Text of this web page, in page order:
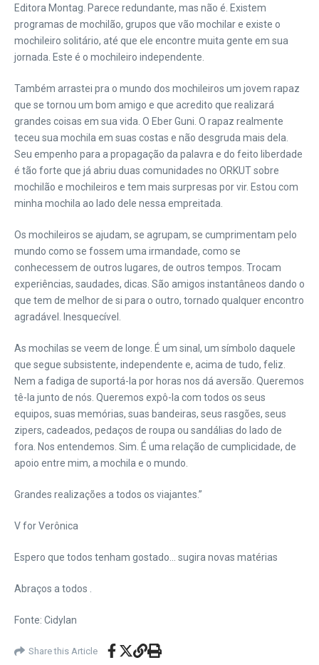
Editora Montag. Parece redundante, mas não é. Existem
programas de mochilão, grupos que vão mochilar e existe o
mochileiro solitário, até que ele encontre muita gente em sua
jornada. Este é o mochileiro independente.
Também arrastei pra o mundo dos mochileiros um jovem rapaz
que se tornou um bom amigo e que acredito que realizará
grandes coisas em sua vida. O Eber Guni. O rapaz realmente
teceu sua mochila em suas costas e não desgruda mais dela.
Seu empenho para a propagação da palavra e do feito liberdade
é tão forte que já abriu duas comunidades no ORKUT sobre
mochilão e mochileiros e tem mais surpresas por vir. Estou com
minha mochila ao lado dele nessa empreitada.
Os mochileiros se ajudam, se agrupam, se cumprimentam pelo
mundo como se fossem uma irmandade, como se
conhecessem de outros lugares, de outros tempos. Trocam
experiências, saudades, dicas. São amigos instantâneos dando o
que tem de melhor de si para o outro, tornado qualquer encontro
agradável. Inesquecível.
As mochilas se veem de longe. É um sinal, um símbolo daquele
que segue subsistente, independente e, acima de tudo, feliz.
Nem a fadiga de suportá-la por horas nos dá aversão. Queremos
tê-la junto de nós. Queremos expô-la com todos os seus
equipos, suas memórias, suas bandeiras, seus rasgões, seus
zipers, cadeados, pedaços de roupa ou sandálias do lado de
fora. Nos entendemos. Sim. É uma relação de cumplicidade, de
apoio entre mim, a mochila e o mundo.
Grandes realizações a todos os viajantes.”
V for Verônica
Espero que todos tenham gostado… sugira novas matérias
Abraços a todos .
Fonte: Cidylan
Share this Article